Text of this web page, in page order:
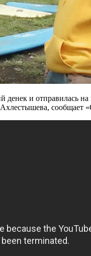
и отправилась
сообщает